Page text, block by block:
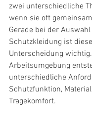
zwei unterschiedliche
wenn sie oft
Gerade bei der
Schutzkleidung ist diese
Unterscheidung
Arbeitsumgebung
unterschiedliche
Schutzfunktion,
Tragekomfort.